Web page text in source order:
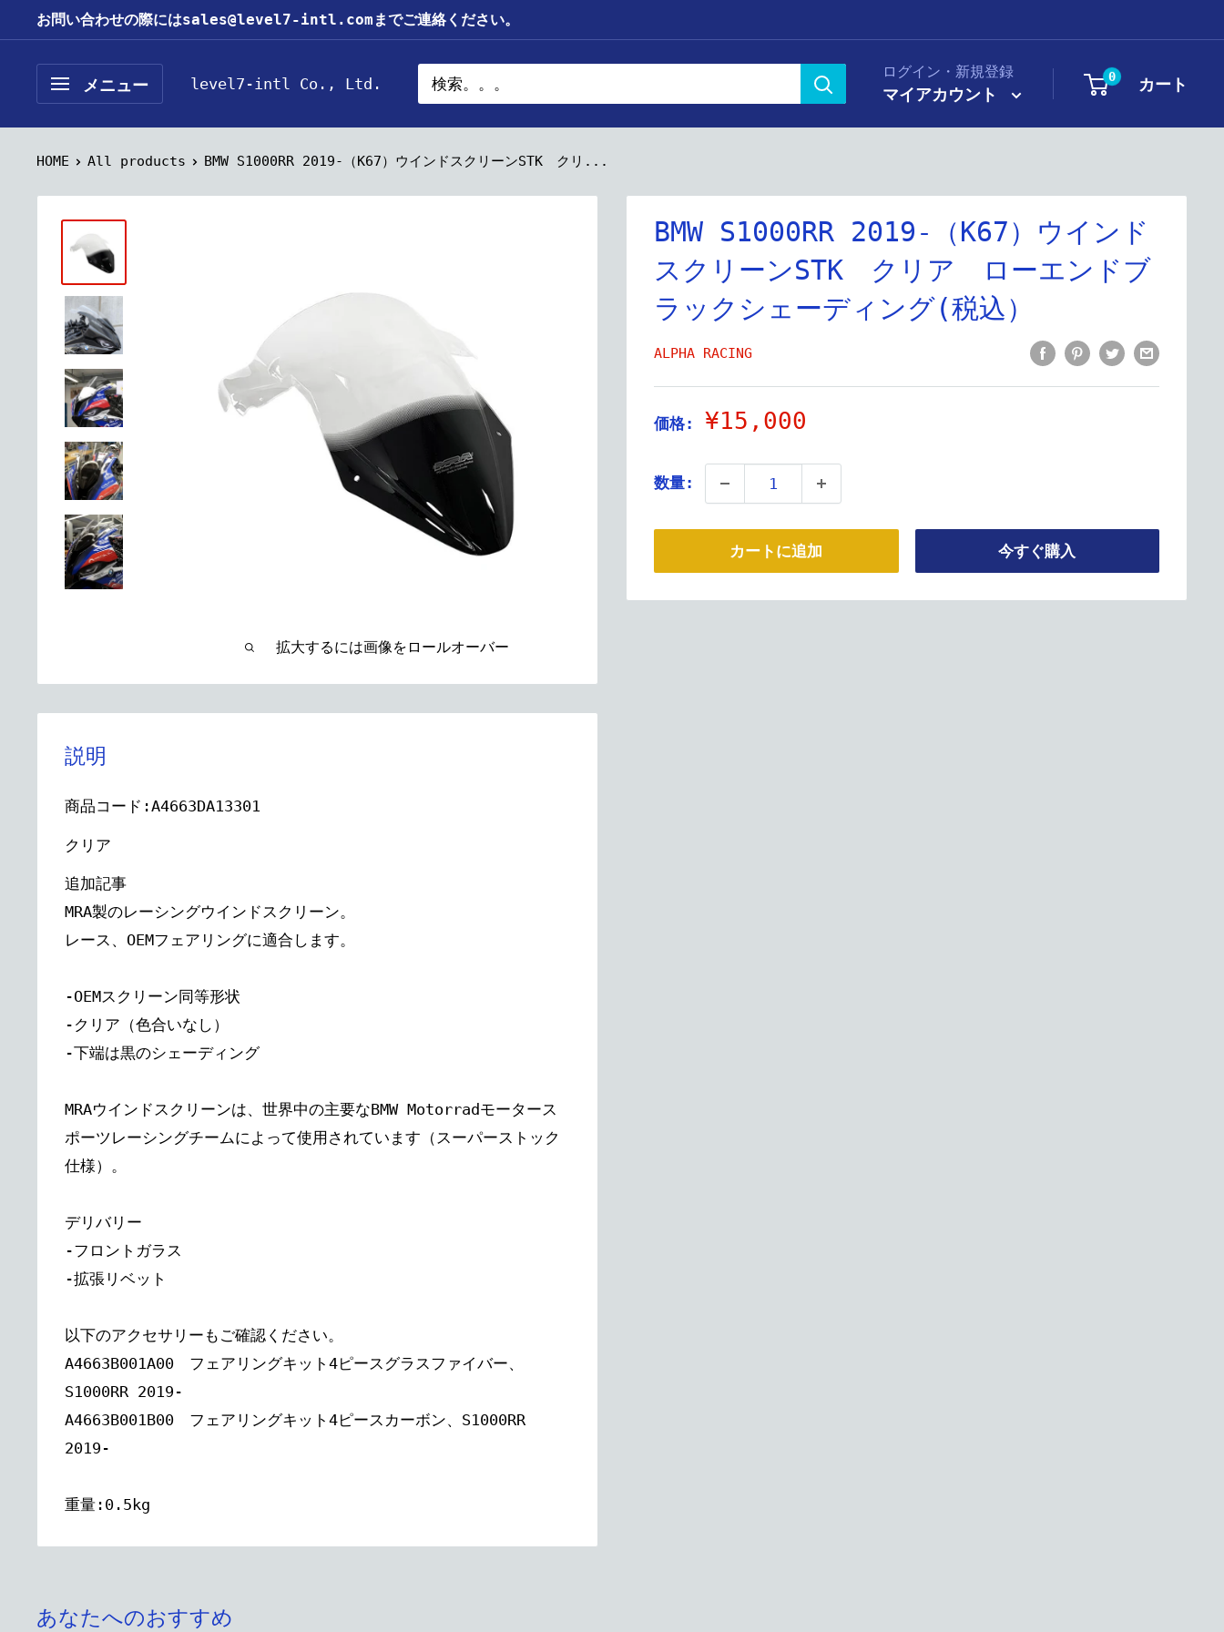
ン
ツ
お問い合わせの際にはsales@level7-intl.comまでご連絡ください。
メニュー level7-intl Co., Ltd.
ログイン・新規登録
マイアカウント
0 カート
HOME All products BMW S1000RR 2019-（K67）ウインドスクリーンSTK クリ...
拡大するには画像をロールオーバー
BMW S1000RR 2019-（K67）ウインド
スクリーンSTK クリア ローエンドブ
ラックシェーディング(税込）
ALPHA RACING
価格:
販
価
格
¥15,000
数量:
カートに追加 今すぐ購入
説明
商品コード:A4663DA13301
クリア
追加記事
MRA製のレーシングウインドスクリーン。
レース、OEMフェアリングに適合します。
-OEMスクリーン同等形状
-クリア（色合いなし）
-下端は黒のシェーディング
MRAウインドスクリーンは、世界中の主要なBMW Motorradモータース
ポーツレーシングチームによって使用されています（スーパーストック
仕様）。
デリバリー
-フロントガラス
-拡張リベット
以下のアクセサリーもご確認ください。
A4663B001A00 フェアリングキット4ピースグラスファイバー、
S1000RR 2019-
A4663B001B00 フェアリングキット4ピースカーボン、S1000RR
2019-
重量:0.5kg
あなたへのおすすめ